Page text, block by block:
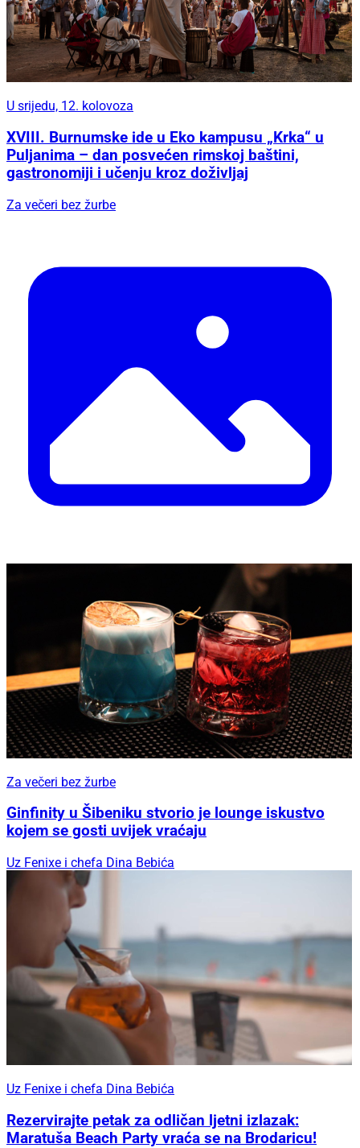
U srijedu, 12. kolovoza
XVIII. Burnumske ide u Eko kampusu „Krka“ u
Puljanima – dan posvećen rimskoj baštini,
gastronomiji i učenju kroz doživljaj
Za večeri bez žurbe
Za večeri bez žurbe
Ginfinity u Šibeniku stvorio je lounge iskustvo
kojem se gosti uvijek vraćaju
Uz Fenixe i chefa Dina Bebića
Uz Fenixe i chefa Dina Bebića
Rezervirajte petak za odličan ljetni izlazak:
Maratuša Beach Party vraća se na Brodaricu!